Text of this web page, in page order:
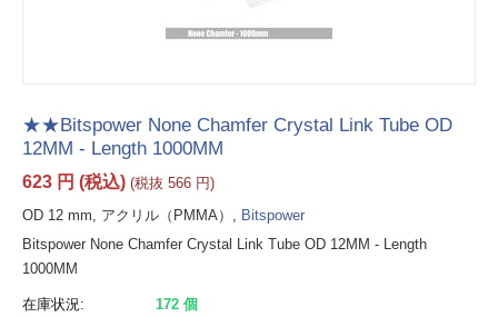
★★Bitspower None Chamfer Crystal Link Tube OD
12MM - Length 1000MM
623 円 (税込) (税抜 566 円)
OD 12 mm, アクリル（PMMA）, Bitspower
Bitspower None Chamfer Crystal Link Tube OD 12MM - Length
1000MM
在庫状況: 172 個